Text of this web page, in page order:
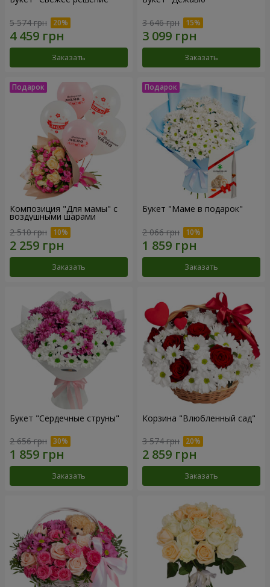
5 574 грн
Заказать
3 646 грн
Заказать
Композиция "Для мамы" с
воздушными шарами
2 510 грн
Заказать
Букет "Маме в подарок"
2 066 грн
Заказать
Букет "Сердечные струны"
2 656 грн
Заказать
Корзина "Влюбленный сад"
3 574 грн
Заказать